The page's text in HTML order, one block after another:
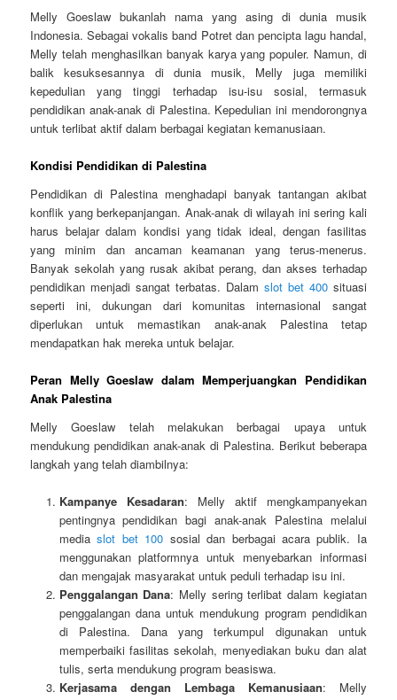
Melly Goeslaw bukanlah nama yang asing di dunia musik
Indonesia. Sebagai vokalis band Potret dan pencipta lagu handal,
Melly telah menghasilkan banyak karya yang populer. Namun, di
balik kesuksesannya di dunia musik, Melly juga memiliki
kepedulian yang tinggi terhadap isu-isu sosial, termasuk
pendidikan anak-anak di Palestina. Kepedulian ini mendorongnya
untuk terlibat aktif dalam berbagai kegiatan kemanusiaan.
Kondisi Pendidikan di Palestina
Pendidikan di Palestina menghadapi banyak tantangan akibat
konflik yang berkepanjangan. Anak-anak di wilayah ini sering kali
harus belajar dalam kondisi yang tidak ideal, dengan fasilitas
yang minim dan ancaman keamanan yang terus-menerus.
Banyak sekolah yang rusak akibat perang, dan akses terhadap
pendidikan menjadi sangat terbatas. Dalam slot bet 400situasi
seperti ini, dukungan dari komunitas internasional sangat
diperlukan untuk memastikan anak-anak Palestina tetap
mendapatkan hak mereka untuk belajar.
Peran Melly Goeslaw dalam Memperjuangkan Pendidikan
Anak Palestina
Melly Goeslaw telah melakukan berbagai upaya untuk
mendukung pendidikan anak-anak di Palestina. Berikut beberapa
langkah yang telah diambilnya:
Kampanye Kesadaran: Melly aktif mengkampanyekan
pentingnya pendidikan bagi anak-anak Palestina melalui
mediaslot bet 100 sosial dan berbagai acara publik. Ia
menggunakan platformnya untuk menyebarkan informasi
dan mengajak masyarakat untuk peduli terhadap isu ini.
Penggalangan Dana: Melly sering terlibat dalam kegiatan
penggalangan dana untuk mendukung program pendidikan
di Palestina. Dana yang terkumpul digunakan untuk
memperbaiki fasilitas sekolah, menyediakan buku dan alat
tulis, serta mendukung program beasiswa.
Kerjasama dengan Lembaga Kemanusiaan: Melly